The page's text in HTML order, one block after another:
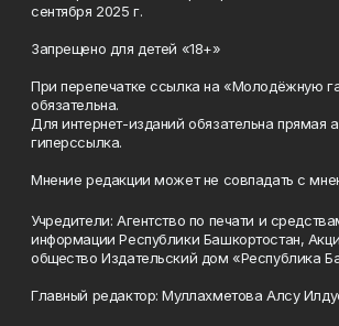
сентября 2025 г.
Запрещено для детей «18+»
При перепечатке ссылка на «Молодёжную
обязательна.
Для интернет-изданий обязательна прямая
гиперссылка.
Мнение редакции может не совпадать с
Учредители: Агентство по печати и
информации Республики Башкортостан,
общество Издательский дом «Республика
Главный редактор: Муллахметова Алсу